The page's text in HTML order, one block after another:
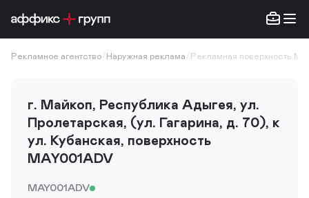
Рекламное агентство Наружная реклама Рекламная поверхность
г. Майкоп, Республика Адыгея, ул.
Пролетарская, (ул. Гагарина, д. 70), к
ул. Кубанская, поверхность
MAY001ADV
MAY001ADV